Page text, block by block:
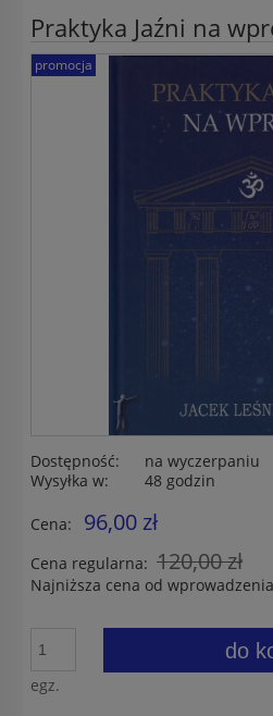
Praktyka Jaźni na
promocja
Dostępność:
na wyczerpaniu
Wysyłka w:
48 godzin
Cena: 96,00 zł
Cena regularna: 120,00 zł
Najniższa cena od
egz.
do